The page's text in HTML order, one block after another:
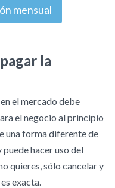
mensual
la
el mercado debe
el negocio al principio
una forma diferente de
hacer uso del
quieres, sólo cancelar y
exacta.